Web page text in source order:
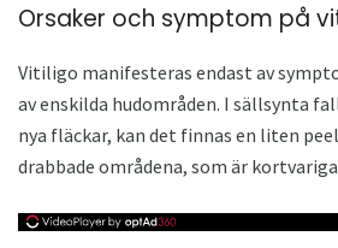
Orsaker och symptom på
Vitiligo manifesteras endast av
av enskilda hudområden. I sällsynta
nya fläckar, kan det finnas en liten
drabbade områdena, som är